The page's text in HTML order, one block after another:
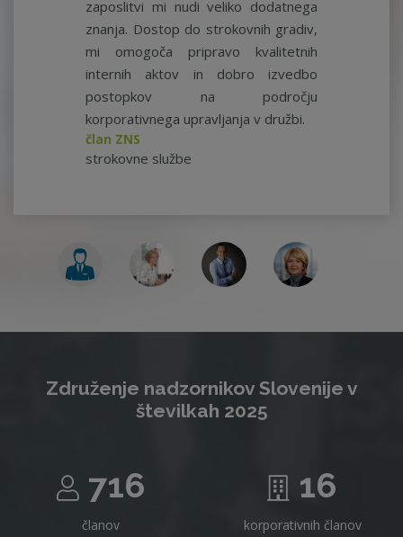
zaposlitvi mi nudi veliko dodatnega
znanja. Dostop do strokovnih gradiv,
mi omogoča pripravo kvalitetnih
internih aktov in dobro izvedbo
postopkov na področju
korporativnega upravljanja v družbi.
član ZNS
strokovne službe
Združenje nadzornikov Slovenije v
številkah 2025
716
članov
16
korporativnih članov